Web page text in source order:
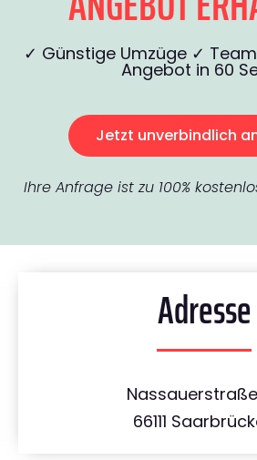
✓ Günstige Umzüge ✓
Angebot in 60
Jetzt unverbindlich
Ihre Anfrage ist zu 100%
Adresse
Nassauerstraße
66111